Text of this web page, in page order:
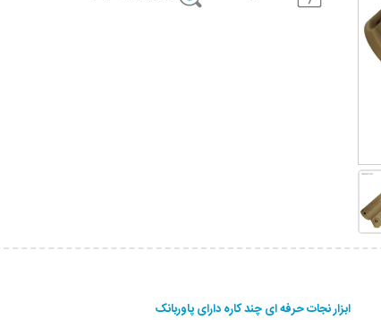
ابزار نجات حرفه ای چند کاره دارای پاوربانک